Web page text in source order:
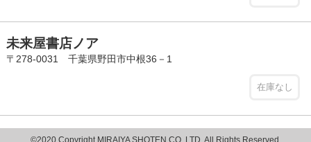
未来屋書店ノア
〒278-0031 千葉県野田市中根36－1
在庫なし
©2020 Copyright MIRAIYA SHOTEN CO.,LTD. All Rights Reserved.